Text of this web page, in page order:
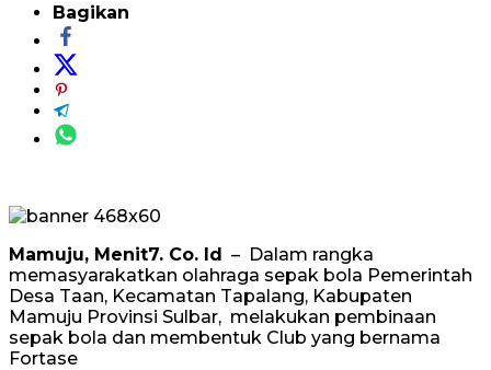
Bagikan
Mamuju, Menit7. Co. Id – Dalam rangka
memasyarakatkan olahraga sepak bola Pemerintah
Desa Taan, Kecamatan Tapalang, Kabupaten
Mamuju Provinsi Sulbar, melakukan pembinaan
sepak bola dan membentuk Club yang bernama
Fortase